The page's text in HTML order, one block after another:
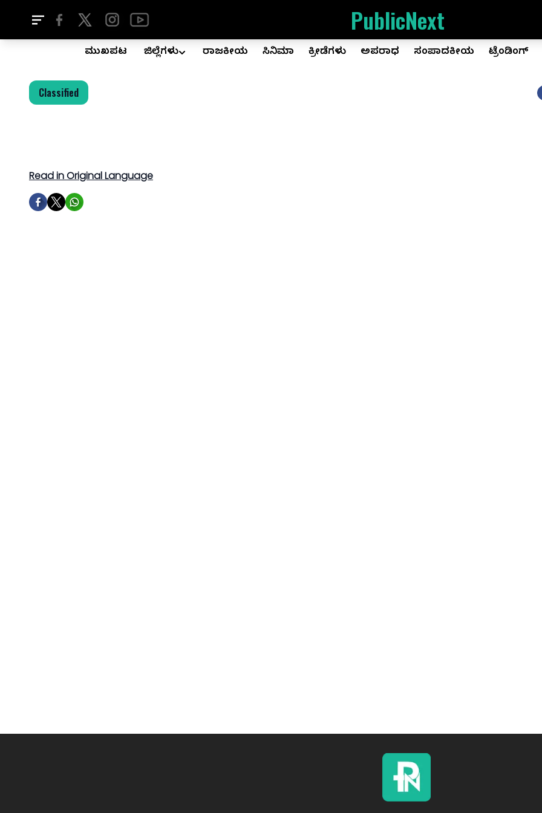
PublicNext
ಮುಖಪುಟ ಜಿಲ್ಲೆಗಳು ರಾಜಕೀಯ ಸಿನಿಮಾ ಕ್ರೀಡೆಗಳು ಅಪರಾಧ ಸಂಪಾದಕೀಯ ಟ್ರೆಂಡಿಂಗ್
Classified
Read in Original Language